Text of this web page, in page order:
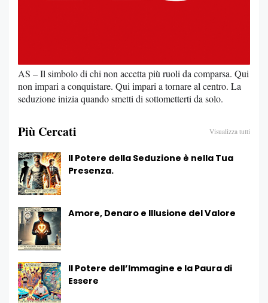
AS – Il simbolo di chi non accetta più ruoli da comparsa. Qui
non impari a conquistare. Qui impari a tornare al centro. La
seduzione inizia quando smetti di sottometterti da solo.
Più Cercati Visualizza tutti
Il Potere della Seduzione è nella Tua
Presenza.
Amore, Denaro e Illusione del Valore
Il Potere dell’Immagine e la Paura di
Essere